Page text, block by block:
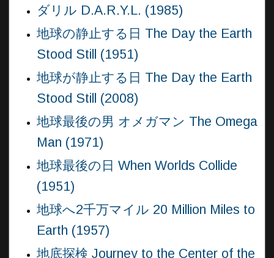
ダリル D.A.R.Y.L. (1985)
地球の静止する日 The Day the Earth
Stood Still (1951)
地球が静止する日 The Day the Earth
Stood Still (2008)
地球最後の男 オメガマン The Omega
Man (1971)
地球最後の日 When Worlds Collide
(1951)
地球へ2千万マイル 20 Million Miles to
Earth (1957)
地底探検 Journey to the Center of the